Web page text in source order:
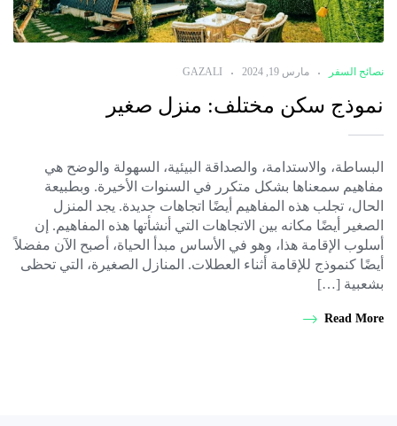
نصائح السفر مارس 19, 2024 GAZALI
نموذج سكن مختلف: منزل صغير
البساطة، والاستدامة، والصداقة البيئية، السهولة والوضح هي
مفاهيم سمعناها بشكل متكرر في السنوات الأخيرة. وبطبيعة
الحال، تجلب هذه المفاهيم أيضًا اتجاهات جديدة. يجد المنزل
الصغير أيضًا مكانه بين الاتجاهات التي أنشأتها هذه المفاهيم. إن
أسلوب الإقامة هذا، وهو في الأساس مبدأ الحياة، أصبح الآن مفضلاً
أيضًا كنموذج للإقامة أثناء العطلات. المنازل الصغيرة، التي تحظى
بشعبية […]
Read More